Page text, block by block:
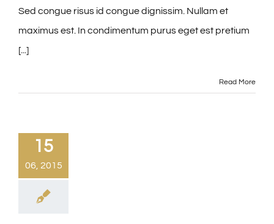
Sed congue risus id congue dignissim. Nullam et
maximus est. In condimentum purus eget est pretium
[...]
Read More
15
06, 2015